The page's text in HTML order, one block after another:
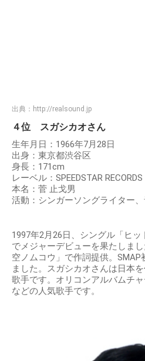
出典： http://realsound.jp
４位 スガシカオさん
生年月日：1966年7月28日
出身：東京都渋谷区
身長：171cm
レーベル：SPEEDSTAR RECORDS
本名：菅 止戈男
活動：シンガーソングライター
1997年2月26日、シングル「ヒッ
でメジャーデビューを果たしま
空ノムコウ」で作詞提供。SMAP
ました。スガシカオさんは日本
歌手です。オリコンアルバムチ
などの人気歌手です。